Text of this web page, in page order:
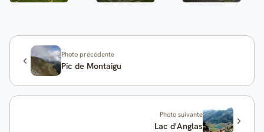
Photo précédente
Pic de Montaigu
Photo suivante
Lac d'Anglas